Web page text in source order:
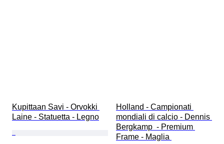
Kupittaan Savi - Orvokki
Laine - Statuetta - Legno
Holland - Campionati
mondiali di calcio - Dennis
Bergkamp  - Premium
Frame - Maglia